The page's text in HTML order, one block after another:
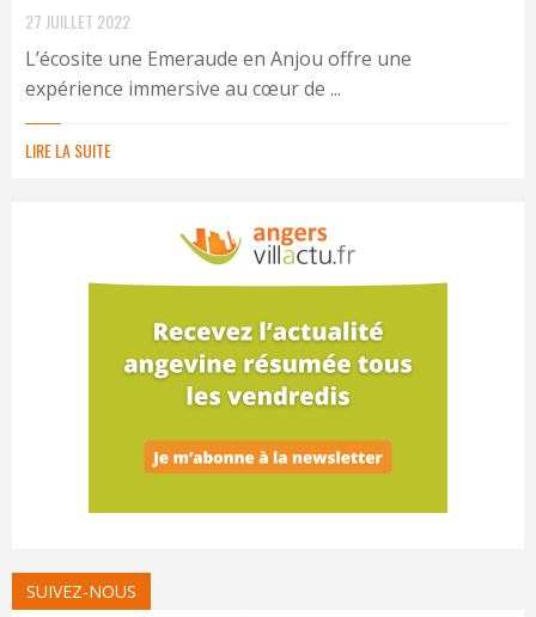
27 JUILLET 2022
L’écosite une Emeraude en Anjou offre une
expérience immersive au cœur de ...
LIRE LA SUITE
SUIVEZ-NOUS